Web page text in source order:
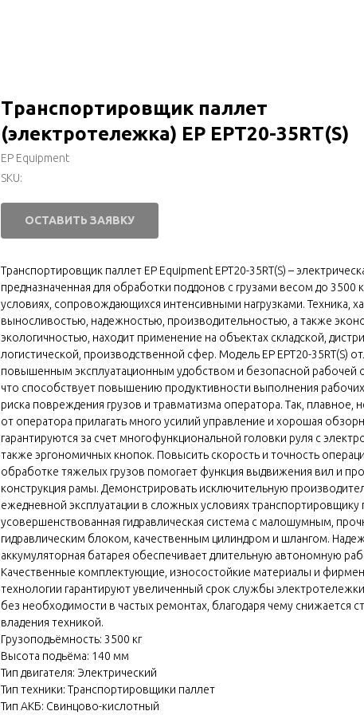
Транспортировщик паллет
(электротележка) EP EPT20-35RT(S)
EP Equipment
SKU:
ОСТАВИТЬ ЗАЯВКУ
Транспортировщик паллет EP Equipment EPT20-35RT(S) –
предназначенная для обработки поддонов с грузами весом до 3500
условиях, сопровождающихся интенсивными нагрузками. Техника,
выносливостью, надежностью, производительностью, а также
экологичностью, находит применение на объектах складской,
логистической, производственной сфер. Модель EP EPT20-35RT(S)
повышенным эксплуатационным удобством и безопасной рабочей
что способствует повышению продуктивности выполнения
риска повреждения грузов и травматизма оператора. Так, плавное,
от оператора прилагать много усилий управление и хорошая
гарантируются за счет многофункциональной головки руля с
также эргономичных кнопок. Повысить скорость и точность
обработке тяжелых грузов помогает функция выдвижения вил и
конструкция рамы. Демонстрировать исключительную
ежедневной эксплуатации в сложных условиях транспортировщику
усовершенствованная гидравлическая система с малошумным,
гидравлическим блоком, качественным цилиндром и шлангом.
аккумуляторная батарея обеспечивает длительную автономную
Качественные комплектующие, износостойкие материалы и
технологии гарантируют увеличенный срок службы электротележки
без необходимости в частых ремонтах, благодаря чему снижается
владения техникой.
Грузоподьёмность: 3500 кг
Высота подьёма: 140 мм
Тип двигателя: Электрический
Тип техники: Транспортировщики паллет
Тип АКБ: Свинцово-кислотный